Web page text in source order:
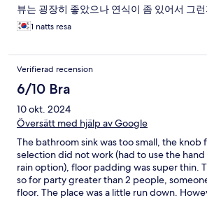
뷰는 굉장히 좋았으나 연식이 좀 있어서 그
1 natts resa
Verifierad recension
6/10 Bra
10 okt. 2024
Översätt med hjälp av Google
The bathroom sink was too small, the knob
selection did not work (had to use the
rain option), floor padding was super thin.
so for party greater than 2 people,
floor. The place was a little run down.